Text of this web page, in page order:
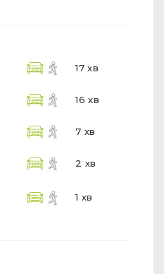
17 хв
16 хв
7 хв
2 хв
1 хв